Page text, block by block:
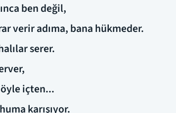
ben değil,
verir adıma, bana hükmeder.
serer.
içten...
karışıyor.